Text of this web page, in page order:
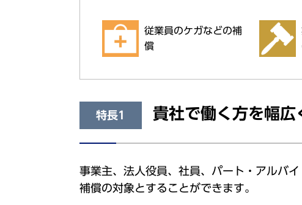
従業員のケガなどの補
償
特長1 貴社で働く方を幅広
事業主、法人役員、社員、パート・アルバ
補償の対象とすることができます。